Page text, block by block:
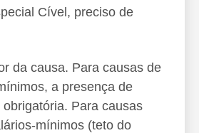
Cível, preciso de
da causa. Para causas de
a presença de
Para causas
mínimos (teto do